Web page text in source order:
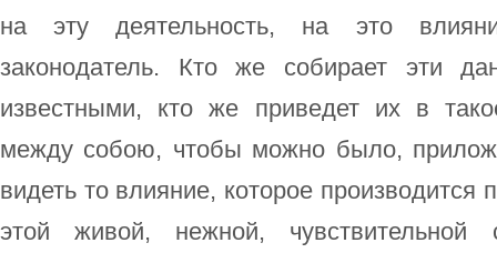
на эту деятельность, на это
законодатель. Кто же собирает эти
известными, кто же приведет их в
между собою, чтобы можно было,
видеть то влияние, которое производится
этой живой, нежной,